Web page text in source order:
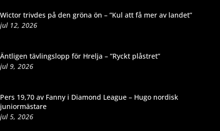
Wictor trivdes på den gröna ön – ”Kul att få mer av landet”
jul 12, 2026
Äntligen tävlingslopp för Hrelja – ”Ryckt plåstret”
jul 9, 2026
Pers 19,70 av Fanny i Diamond League – Hugo nordisk
juniormästare
jul 5, 2026